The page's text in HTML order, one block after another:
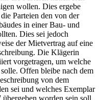
wollen. Dies ergebe
Parteien den von der
in einer Bau- und
Dies sei jedoch
der Mietvertrag auf eine
Die Klägerin
vorgetragen, um welche
Offen bleibe nach dem
von dem
sei und welches Exemplar
worden sein soll